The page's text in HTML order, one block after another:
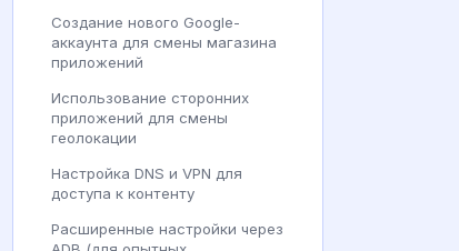
Создание нового Google-
аккаунта для смены магазина
приложений
Использование сторонних
приложений для смены
геолокации
Настройка DNS и VPN для
доступа к контенту
Расширенные настройки через